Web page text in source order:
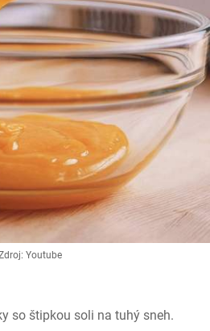
Youtube
so štipkou soli na tuhý sneh.